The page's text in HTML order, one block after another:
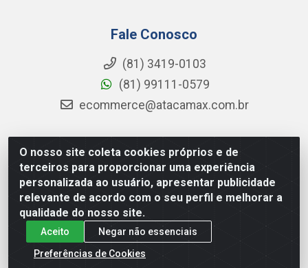
O nosso site coleta cookies próprios e de
terceiros para proporcionar uma experiência
personalizada ao usuário, apresentar publicidade
relevante de acordo com o seu perfil e melhorar a
qualidade do nosso site.
Aceito
Negar não essenciais
Preferências de Cookies
Fale Conosco
(81) 3419-0103
(81) 99111-0579
ecommerce@atacamax.com.br
Atacamax Importadora de Alimentos LTDA - RODOVIA BR-
101 - SUL, KM 79,60 GP E GALPAO:D - Muribeca, Jaboatão dos
Guararapes - PE, 54355-010 - CNPJ 08.305.623/0001-84